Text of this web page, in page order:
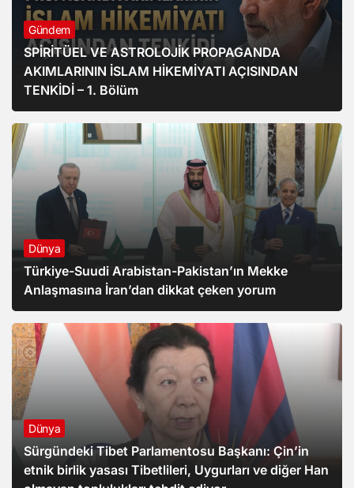
Gündem
SPİRİTÜEL VE ASTROLOJİK PROPAGANDA
AKIMLARININ İSLAM HİKEMİYATI AÇISINDAN
TENKİDİ – 1. Bölüm
Dünya
Türkiye-Suudi Arabistan-Pakistan’ın Mekke
Anlaşmasına İran’dan dikkat çeken yorum
Dünya
Sürgündeki Tibet Parlamentosu Başkanı: Çin’in
etnik birlik yasası Tibetlileri, Uygurları ve diğer Han